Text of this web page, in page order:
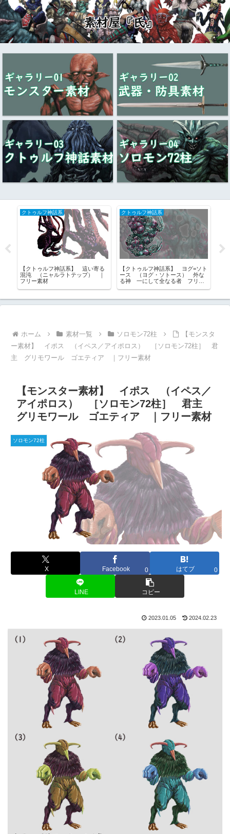
クトゥルフ神話系
【クトゥルフ神話系】 這い寄る
混沌 （ニャルラトテップ） ｜
フリー素材
クトゥルフ神話系
【クトゥルフ神話系】 ヨグ=ソト
ース （ヨグ・ソトース） 外な
る神 一にして全なる者 フリー
ホーム 素材一覧 ソロモン72柱
【モンスタ
ー素材】 イポス （イペス／アイポロス） ［ソロモン72柱］ 君
主 グリモワール ゴエティア ｜フリー素材
【モンスター素材】 イポス （イペス／
アイポロス） ［ソロモン72柱］ 君主
グリモワール ゴエティア ｜フリー素材
ソロモン72柱
X Facebook 0 はてブ 0
LINE コピー
2023.01.05 2024.02.23